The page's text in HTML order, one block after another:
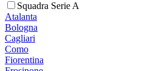
Squadra Serie A
Atalanta
Bologna
Cagliari
Como
Fiorentina